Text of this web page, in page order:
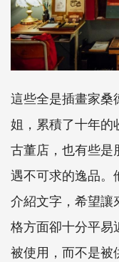
這些全是插畫家桑
姐，累積了十年的
古董店，也有些是
遇不可求的逸品。
介紹文字，希望讓
格方面卻十分平易
被使用，而不是被